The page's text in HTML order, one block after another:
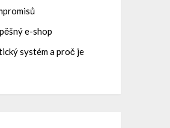
e-shop
systém a proč je